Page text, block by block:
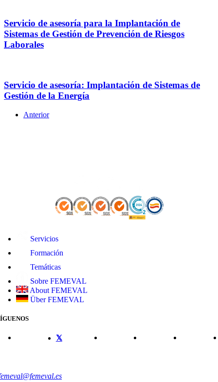
Servicio de asesoría para la Implantación de
Sistemas de Gestión de Prevención de Riesgos
Laborales
Servicio de asesoría: Implantación de Sistemas de
Gestión de la Energía
Anterior
Servicios
Formación
Temáticas
Sobre FEMEVAL
About FEMEVAL
Über FEMEVAL